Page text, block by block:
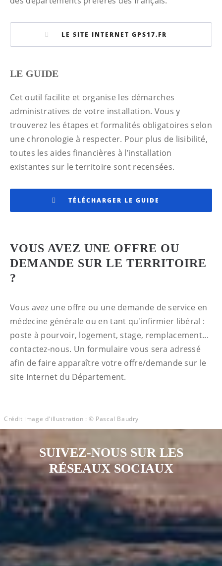
LE SITE INTERNET GPS17.FR
LE GUIDE
Cet outil facilite et organise les démarches
administratives de votre installation. Vous y
trouverez les étapes et formalités obligatoires selon
une chronologie à respecter. Pour plus de lisibilité,
toutes les aides financières à l’installation
existantes sur le territoire sont recensées.
TÉLÉCHARGER LE GUIDE
VOUS AVEZ UNE OFFRE OU
DEMANDE SUR LE TERRITOIRE
?
Vous avez une offre ou une demande de service en
médecine générale ou en tant qu'infirmier libéral :
poste à pourvoir, logement, stage, remplacement...
contactez-nous. Un formulaire vous sera adressé
afin de faire apparaître votre offre/demande sur le
site Internet du Département.
Crédit image d'illustration : © Pascal Baudry
SUIVEZ-NOUS SUR LES
RÉSEAUX SOCIAUX
Notre page Instagram
Notre page Facebook
Notre page XNotre page Tiktok
Notre page
Notre page Youtube